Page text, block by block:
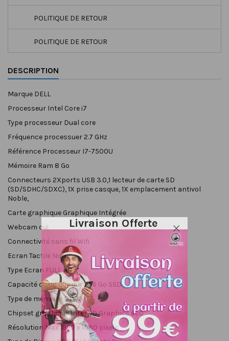
POLITIQUE DE RETOUR
POLITIQUE DE RETOUR
DESCRIPTION
Marque DELL
Processeur Intel Core i7
Type processeur Dual core
Fréquence processuer 2.7 GHz
Référence Processeur I7-7500U
Mémoire Ram 8 Go
Connecteurs 2Xports USB 3.0,1 lecteur de carte SD
(SD/SDHC/SDXC), 1X prise casque, 1X emplacement antivol
Noble,
Carte graphique Graphique Intégrée
Webcam oui
Connectivité sans fil Wifi
Ecran Tactile Non
Type Ecran FULL HD
Capacité du disque dur256 Go SSD
Type de mémoireDDR3
Chipset graphiqueIntel HD Graphics 620
Résolution Max1920 x 1080 pixels
Livraison Offerte